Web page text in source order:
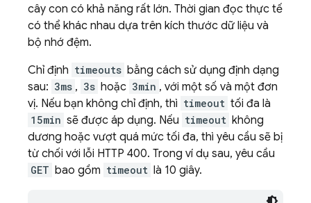
cây con có khả năng rất lớn. Thời gian đọc thực tế
có thể khác nhau dựa trên kích thước dữ liệu và
bộ nhớ đệm.
Chỉ định timeouts bằng cách sử dụng định dạng
sau: 3ms , 3s hoặc 3min , với một số và một đơn
vị. Nếu bạn không chỉ định, thì timeout tối đa là
15min sẽ được áp dụng. Nếu timeout không
dương hoặc vượt quá mức tối đa, thì yêu cầu sẽ bị
từ chối với lỗi HTTP 400. Trong ví dụ sau, yêu cầu
GET bao gồm timeout là 10 giây.